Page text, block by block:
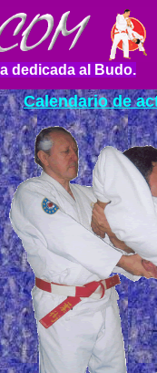
dedicada al Budo.
Calendario de